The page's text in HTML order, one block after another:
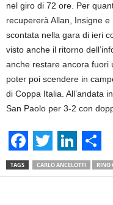
nel giro di 72 ore. Per
recupererà Allan, Insigne
scontata nella gara di ieri
visto anche il ritorno
anche restare ancora fuori
poter poi scendere in
di Coppa Italia. All’andata
San Paolo per 3-2 con
F
a
T
w
L
i
S
h
TAGS CARLO ANCELOTTI RINO